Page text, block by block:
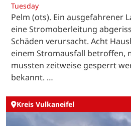
Tuesday
Pelm (ots). Ein ausgefahrener
eine Stromoberleitung
Schäden verursacht. Acht
einem Stromausfall betroffen,
mussten zeitweise gesperrt
bekannt. …
Kreis Vulkaneifel